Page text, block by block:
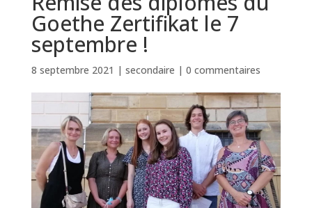
Goethe Zertifikat le 7
septembre !
8 septembre 2021 | secondaire | 0 commentaires